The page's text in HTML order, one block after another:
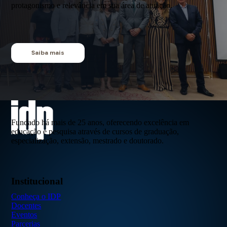
protagonismo e relevância em sua área de atuação.
Saiba mais
Fundado há mais de 25 anos, oferecendo excelência em
educação e pesquisa através de cursos de graduação,
especialização, extensão, mestrado e doutorado.
Institucional
Conheça o IDP
Docentes
Eventos
Parcerias